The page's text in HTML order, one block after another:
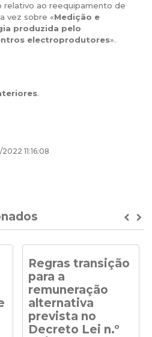
relativo ao reequipamento de
vez sobre «Medição e
produzida pelo
electroprodutores».
.
11:16:08
Regras transição
para a
remuneração
alternativa
prevista no
Decreto Lei n.º